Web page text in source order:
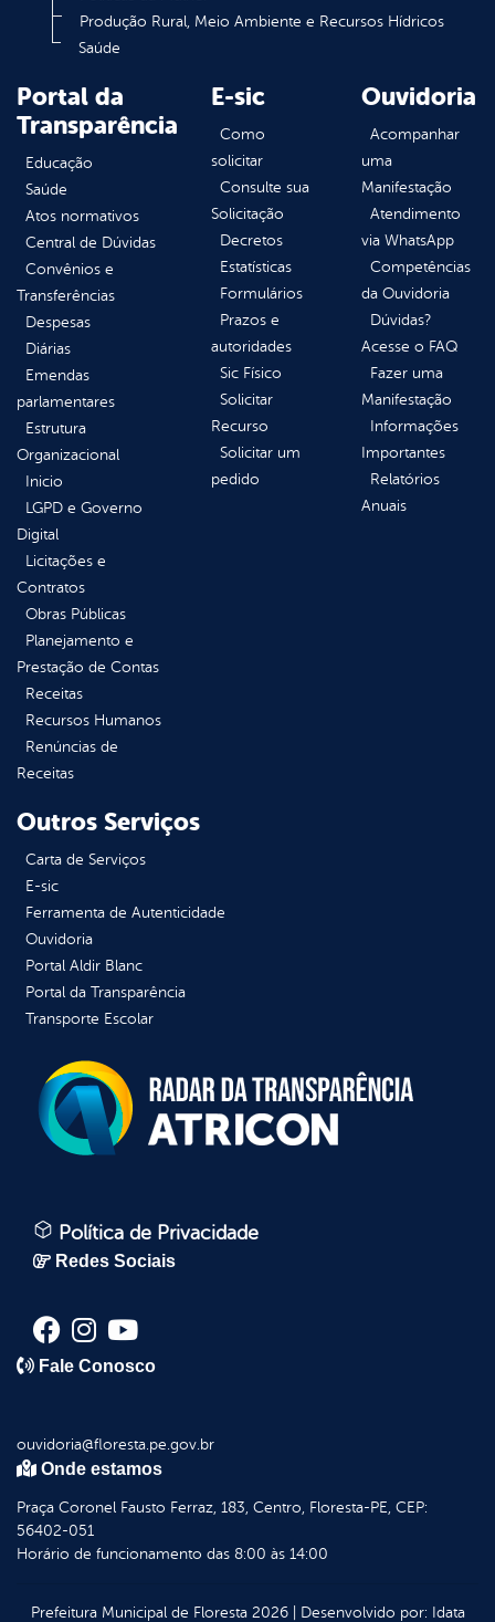
Produção Rural, Meio Ambiente e Recursos Hídricos
Saúde
Portal da
Transparência
Educação
Saúde
Atos normativos
Central de Dúvidas
Convênios e
Transferências
Despesas
Diárias
Emendas
parlamentares
Estrutura
Organizacional
Inicio
LGPD e Governo
Digital
Licitações e
Contratos
Obras Públicas
Planejamento e
Prestação de Contas
Receitas
Recursos Humanos
Renúncias de
Receitas
E-sic
Como
solicitar
Consulte sua
Solicitação
Decretos
Estatísticas
Formulários
Prazos e
autoridades
Sic Físico
Solicitar
Recurso
Solicitar um
pedido
Ouvidoria
Acompanhar
uma
Manifestação
Atendimento
via WhatsApp
Competências
da Ouvidoria
Dúvidas?
Acesse o FAQ
Fazer uma
Manifestação
Informações
Importantes
Relatórios
Anuais
Outros Serviços
Carta de Serviços
E-sic
Ferramenta de Autenticidade
Ouvidoria
Portal Aldir Blanc
Portal da Transparência
Transporte Escolar
Política de Privacidade
Redes Sociais
Fale Conosco
ouvidoria@floresta.pe.gov.br
Onde estamos
Praça Coronel Fausto Ferraz, 183, Centro, Floresta-PE, CEP:
56402-051
Horário de funcionamento das 8:00 às 14:00
Prefeitura Municipal de Floresta2026| Desenvolvido por: Idata